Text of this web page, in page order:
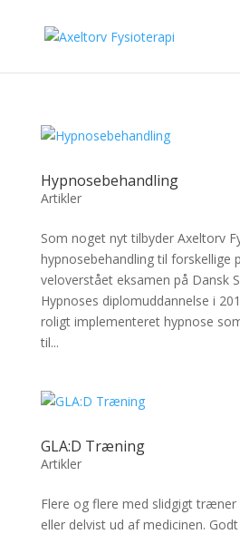
Hypnosebehandling
Artikler
Som noget nyt tilbyder Axeltorv
hypnosebehandling til forskellige
veloverstået eksamen på Dansk
Hypnoses diplomuddannelse i
roligt implementeret hypnose
til...
GLA:D Træning
Artikler
Flere og flere med slidgigt træner
eller delvist ud af medicinen.